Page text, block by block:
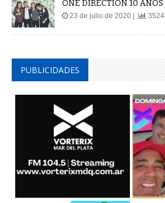
ONE DIRECTION 10 AÑOS
23 de julio de 2020 | 3524
PUBLICIDADES